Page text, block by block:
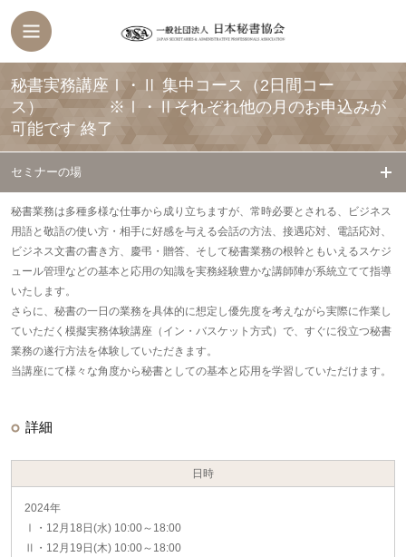
秘書実務講座Ⅰ・Ⅱ 集中コース（2日間コー
ス） ※Ⅰ・Ⅱそれぞれ他の月のお申込みが
可能です 終了
セミナーの場
秘書業務は多種多様な仕事から成り立ちますが、常時必要とされる、ビジネス
用語と敬語の使い方・相手に好感を与える会話の方法、接遇応対、電話応対、
ビジネス文書の書き方、慶弔・贈答、そして秘書業務の根幹ともいえるスケジ
ュール管理などの基本と応用の知識を実務経験豊かな講師陣が系統立てて指導
いたします。
さらに、秘書の一日の業務を具体的に想定し優先度を考えながら実際に作業し
ていただく模擬実務体験講座（イン・バスケット方式）で、すぐに役立つ秘書
業務の遂行方法を体験していただきます。
当講座にて様々な角度から秘書としての基本と応用を学習していただけます。
詳細
日時
2024年
Ⅰ・12月18日(水) 10:00～18:00
Ⅱ・12月19日(木) 10:00～18:00